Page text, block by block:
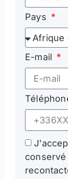
Pays
E-mail